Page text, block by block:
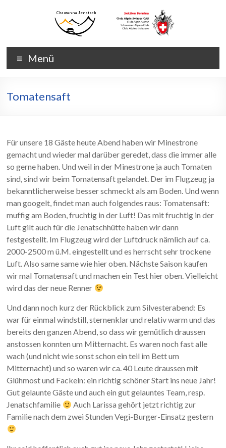
Chamanna
Jenatsch
Chamanna
Jenatsch
CAS
Menü
Tomatensaft
Für unsere 18 Gäste heute Abend haben wir Minestrone
gemacht und wieder mal darüber geredet, dass die immer alle
so gerne haben. Und weil in der Minestrone ja auch Tomaten
sind, sind wir beim Tomatensaft gelandet. Der im Flugzeug ja
bekanntlicherweise besser schmeckt als am Boden. Und wenn
man googelt, findet man auch folgendes raus: Tomatensaft:
muffig am Boden, fruchtig in der Luft! Das mit fruchtig in der
Luft gilt auch für die Jenatschhütte haben wir dann
festgestellt. Im Flugzeug wird der Luftdruck nämlich auf ca.
2000-2500 m ü.M. eingestellt und es herrscht sehr trockene
Luft. Also same same wie hier oben. Nächste Saison kaufen
wir mal Tomatensaft und machen ein Test hier oben. Vielleicht
wird das der neue Renner
Und dann noch kurz der Rückblick zum Silvesterabend: Es
war für einmal windstill, sternenklar und relativ warm und das
bereits den ganzen Abend, so dass wir gemütlich draussen
anstossen konnten um Mitternacht. Es waren noch fast alle
wach (und nicht wie sonst schon ein teil im Bett um
Mitternacht) und so waren wir ca. 40 Leute draussen mit
Glühmost und Fackeln: ein richtig schöner Start ins neue Jahr!
Gut gelaunte Gäste und auch ein gut gelauntes Team, resp.
Jenatschfamilie
Auch Larissa gehört jetzt richtig zur
Familie nach dem zwei Stunden Vegi-Burger-Einsatz gestern